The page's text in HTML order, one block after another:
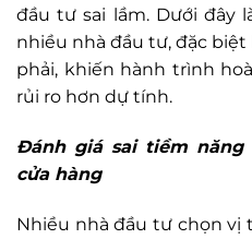
đầu tư sai lầm. Dưới đây
nhiều nhà đầu tư, đặc
phải, khiến hành trình
rủi ro hơn dự tính.
Đánh giá sai tiềm
cửa hàng
Nhiều nhà đầu tư chọn vị